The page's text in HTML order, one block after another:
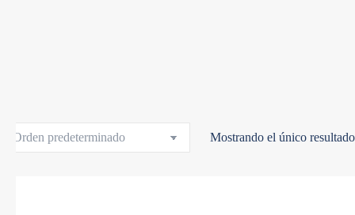
Mostrando el único resultado